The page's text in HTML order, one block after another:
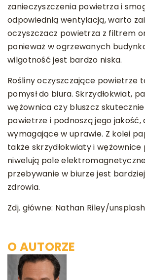
zanieczyszczenia powietrza i
odpowiednią wentylacją, warto
oczyszczacz powietrza z filtrem
ponieważ w ogrzewanych
wilgotność jest bardzo niska.
Rośliny oczyszczające powietrze
pomysł do biura. Skrzydłokwiat,
wężownica czy bluszcz
powietrze i podnoszą jego jakość,
wymagające w uprawie. Z kolei
także skrzydłokwiaty i wężownice
niwelują pole
przebywanie w biurze jest
zdrowia.
Zdj. główne: Nathan Riley/
O AUTORZE